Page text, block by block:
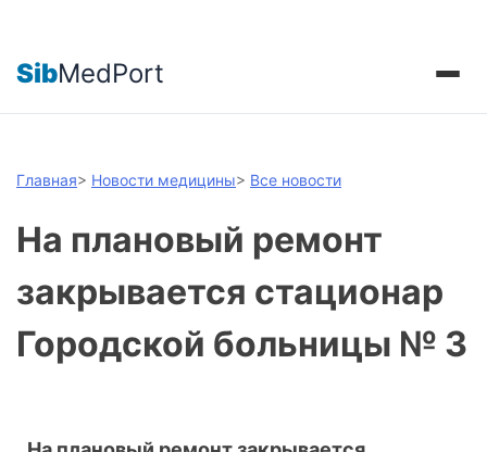
SibMedPort
Главная> Новости медицины> Все новости
На плановый ремонт
закрывается стационар
Городской больницы № 3